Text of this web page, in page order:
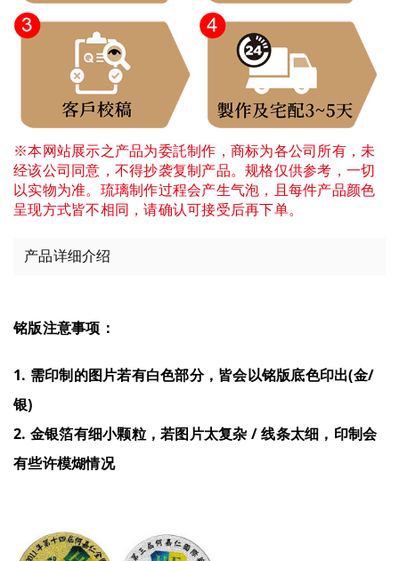
※本网站展示之产品为委託制作，商标为各公司所有，未
经该公司同意，不得抄袭复制产品。规格仅供参考，一切
以实物为准。琉璃制作过程会产生气泡，且每件产品颜色
呈现方式皆不相同，请确认可接受后再下单。
产品详细介绍
铭版注意事项：
1. 需印制的图片若有白色部分，皆会以铭版底色印出(金/
银)
2. 金银箔有细小颗粒，若图片太复杂 / 线条太细，印制会
有些许模煳情况